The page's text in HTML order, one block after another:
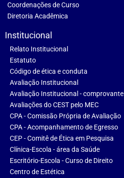
Coordenações de Curso
Diretoria Acadêmica
Institucional
Relato Institucional
Estatuto
Código de ética e conduta
Avaliação Institucional
Avaliação Institucional - comprovante
Avaliações do CEST pelo MEC
CPA - Comissão Própria de Avaliação
CPA - Acompanhamento de Egresso
CEP - Comitê de Ética em Pesquisa
Clínica-Escola - área da Saúde
Escritório-Escola - Curso de Direito
Centro de Estética